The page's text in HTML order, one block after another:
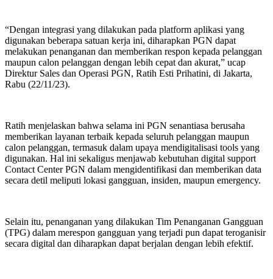
“Dengan integrasi yang dilakukan pada platform aplikasi yang
digunakan beberapa satuan kerja ini, diharapkan PGN dapat
melakukan penanganan dan memberikan respon kepada pelanggan
maupun calon pelanggan dengan lebih cepat dan akurat,” ucap
Direktur Sales dan Operasi PGN, Ratih Esti Prihatini, di Jakarta,
Rabu (22/11/23).
Ratih menjelaskan bahwa selama ini PGN senantiasa berusaha
memberikan layanan terbaik kepada seluruh pelanggan maupun
calon pelanggan, termasuk dalam upaya mendigitalisasi tools yang
digunakan. Hal ini sekaligus menjawab kebutuhan digital support
Contact Center PGN dalam mengidentifikasi dan memberikan data
secara detil meliputi lokasi gangguan, insiden, maupun emergency.
Selain itu, penanganan yang dilakukan Tim Penanganan Gangguan
(TPG) dalam merespon gangguan yang terjadi pun dapat teroganisir
secara digital dan diharapkan dapat berjalan dengan lebih efektif.